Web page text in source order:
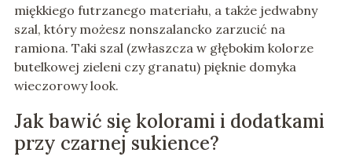
miękkiego futrzanego materiału, a także jedwabny
szal, który możesz nonszalancko zarzucić na
ramiona. Taki szal (zwłaszcza w głębokim kolorze
butelkowej zieleni czy granatu) pięknie domyka
wieczorowy look.
Jak bawić się kolorami i dodatkami
przy czarnej sukience?